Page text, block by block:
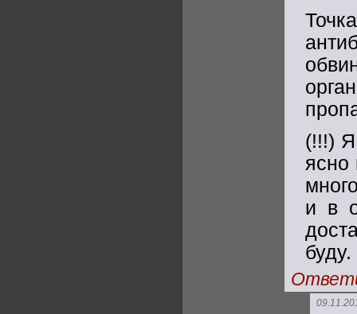
(!!!)
ясно
и в
буду.